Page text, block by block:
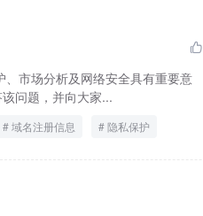

市场分析及网络安全具有重要意
问题，并向大家...
域名注册信息 隐私保护